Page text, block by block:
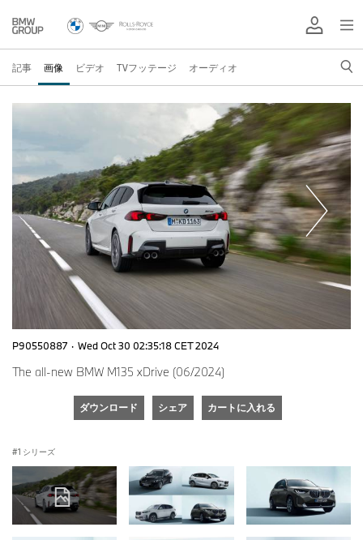
記事 画像 ビデオ TVフッテージ オーディオ
P90550887 · Wed Oct 30 02:35:18 CET 2024
The all-new BMW M135 xDrive (06/2024)
ダウンロード シェア カートに入れる
1 シリーズ